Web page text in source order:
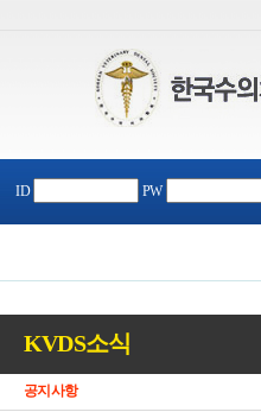
ID PW
KVDS소식
공지사항